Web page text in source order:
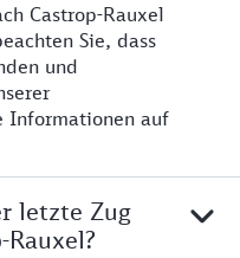
Castrop-Rauxel
Sie, dass
und
Informationen auf
letzte Zug